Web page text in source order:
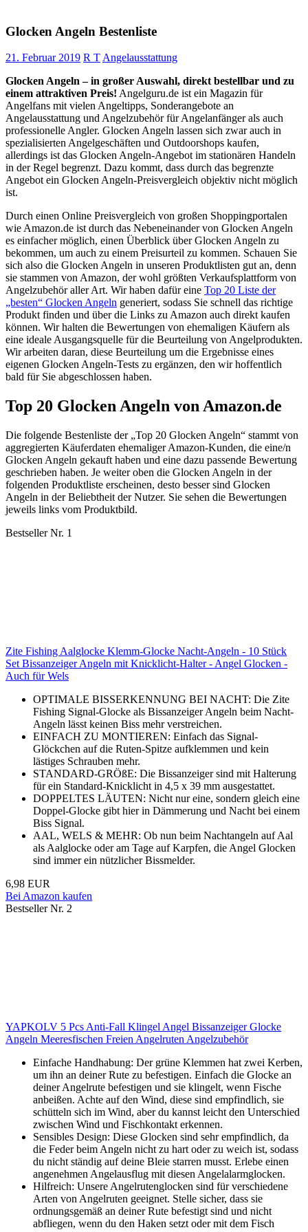
Glocken Angeln Bestenliste
21. Februar 2019 R TAngelausstattung
Glocken Angeln – in großer Auswahl, direkt bestellbar und zu
einem attraktiven Preis! Angelguru.de ist ein Magazin für
Angelfans mit vielen Angeltipps, Sonderangebote an
Angelausstattung und Angelzubehör für Angelanfänger als auch
professionelle Angler. Glocken Angeln lassen sich zwar auch in
spezialisierten Angelgeschäften und Outdoorshops kaufen,
allerdings ist das Glocken Angeln-Angebot im stationären Handeln
in der Regel begrenzt. Dazu kommt, dass durch das begrenzte
Angebot ein Glocken Angeln-Preisvergleich objektiv nicht möglich
ist.
Durch einen Online Preisvergleich von großen Shoppingportalen
wie Amazon.de ist durch das Nebeneinander von Glocken Angeln
es einfacher möglich, einen Überblick über Glocken Angeln zu
bekommen, um auch zu einem Preisurteil zu kommen. Schauen Sie
sich also die Glocken Angeln in unseren Produktlisten gut an, denn
sie stammen von Amazon, der wohl größten Verkaufsplattform von
Angelzubehör aller Art. Wir haben dafür eine Top 20 Liste der
„besten“ Glocken Angeln generiert, sodass Sie schnell das richtige
Produkt finden und über die Links zu Amazon auch direkt kaufen
können. Wir halten die Bewertungen von ehemaligen Käufern als
eine ideale Ausgangsquelle für die Beurteilung von Angelprodukten.
Wir arbeiten daran, diese Beurteilung um die Ergebnisse eines
eigenen Glocken Angeln-Tests zu ergänzen, den wir hoffentlich
bald für Sie abgeschlossen haben.
Top 20 Glocken Angeln von Amazon.de
Die folgende Bestenliste der „Top 20 Glocken Angeln“ stammt von
aggregierten Käuferdaten ehemaliger Amazon-Kunden, die eine/n
Glocken Angeln gekauft haben und eine dazu passende Bewertung
geschrieben haben. Je weiter oben die Glocken Angeln in der
folgenden Produktliste erscheinen, desto besser sind Glocken
Angeln in der Beliebtheit der Nutzer. Sie sehen die Bewertungen
jeweils links vom Produktbild.
Bestseller Nr. 1
Zite Fishing Aalglocke Klemm-Glocke Nacht-Angeln - 10 Stück
Set Bissanzeiger Angeln mit Knicklicht-Halter - Angel Glocken -
Auch für Wels
OPTIMALE BISSERKENNUNG BEI NACHT: Die Zite
Fishing Signal-Glocke als Bissanzeiger Angeln beim Nacht-
Angeln lässt keinen Biss mehr verstreichen.
EINFACH ZU MONTIEREN: Einfach das Signal-
Glöckchen auf die Ruten-Spitze aufklemmen und kein
lästiges Schrauben mehr.
STANDARD-GRÖßE: Die Bissanzeiger sind mit Halterung
für ein Standard-Knicklicht in 4,5 x 39 mm ausgestattet.
DOPPELTES LÄUTEN: Nicht nur eine, sondern gleich eine
Doppel-Glocke gibt hier in Dämmerung und Nacht bei einem
Biss Signal.
AAL, WELS & MEHR: Ob nun beim Nachtangeln auf Aal
als Aalglocke oder am Tage auf Karpfen, die Angel Glocken
sind immer ein nützlicher Bissmelder.
6,98 EUR
Bei Amazon kaufen
Bestseller Nr. 2
YAPKOLV 5 Pcs Anti-Fall Klingel Angel Bissanzeiger Glocke
Angeln Meeresfischen Freien Angelruten Angelzubehör
Einfache Handhabung: Der grüne Klemmen hat zwei Kerben,
um ihn an deiner Rute zu befestigen. Einfach die Glocke an
deiner Angelrute befestigen und sie klingelt, wenn Fische
anbeißen. Achte auf den Wind, diese sind empfindlich, sie
schütteln sich im Wind, aber du kannst leicht den Unterschied
zwischen Wind und Fischkontakt erkennen.
Sensibles Design: Diese Glocken sind sehr empfindlich, da
die Feder beim Angeln nicht zu hart oder zu weich ist, sodass
du nicht ständig auf deine Bleie starren musst. Erlebe einen
angenehmen Angelausflug mit diesen Angelalarmglocken.
Hilfreich: Unsere Angelrutenglocken sind für verschiedene
Arten von Angelruten geeignet. Stelle sicher, dass sie
ordnungsgemäß an deiner Rute befestigt sind und nicht
abfliegen, wenn du den Haken setzt oder mit dem Fisch